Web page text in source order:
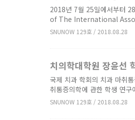
2018년 7월 25일에서부터
of The International
SNUNOW 129호 / 2018.08.28
치의학대학원 장윤
국제 치과 학회의 치과 마
취통증의학에 관한 학생
SNUNOW 129호 / 2018.08.28